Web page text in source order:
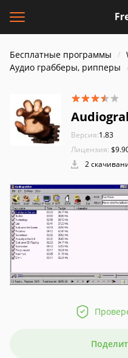
Бесплатные программы
Аудио грабберы, рипперы
Версия:1.83
Лицензия:
2